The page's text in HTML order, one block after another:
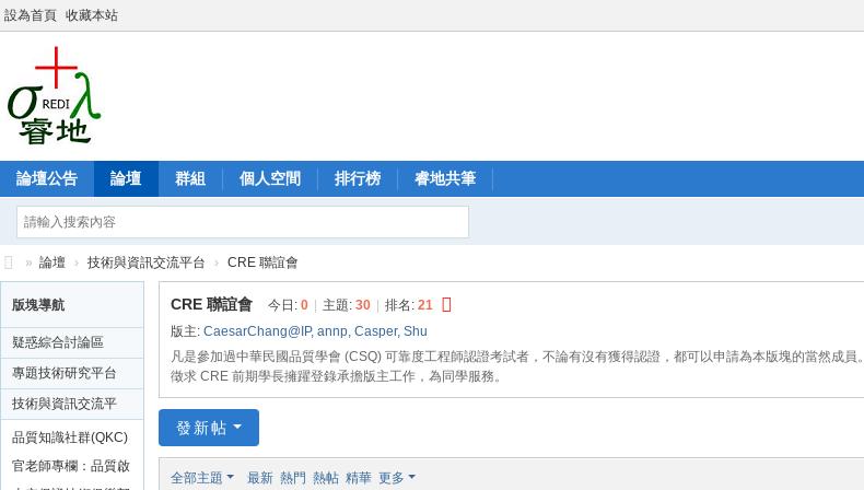
設為首頁 收藏本站
論壇公告 論壇 群組 個人空間 排行榜 睿地共筆
睿
地
可
靠
度
» 論壇 › 技術與資訊交流平台 › CRE 聯誼會
版塊導航
疑惑綜合討論區
專題技術研究平台
技術與資訊交流平
台
品質知識社群(QKC)
官老師專欄：品質啟
CRE 聯誼會 今日: 0 主題: 30 排名: 21
版主: CaesarChang@IP, annp, Casper, Shu
凡是參加過中華民國品質學會 (CSQ) 可靠度工程師認證考試者，不論有沒有獲得認證，都可以申請為本版塊的當然成員。
徵求 CRE 前期學長擁躍登錄承擔版主工作，為同學服務。
發新帖
全部主題 最新 熱門 熱帖 精華 更多